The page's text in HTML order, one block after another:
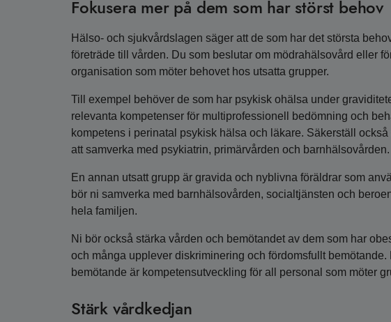
Fokusera mer på dem som har störst behov
Hälso- och sjukvårdslagen säger att de som har det största
företräde till vården. Du som beslutar om mödrahälsovård eller
organisation som möter behovet hos utsatta grupper.
Till exempel behöver de som har psykisk ohälsa under
relevanta kompetenser för multiprofessionell bedömning och
kompetens i perinatal psykisk hälsa och läkare. Säkerställ
att samverka med psykiatrin, primärvården och barnhälsovården.
En annan utsatt grupp är gravida och nyblivna föräldrar som
bör ni samverka med barnhälsovården, socialtjänsten och
hela familjen.
Ni bör också stärka vården och bemötandet av dem som har
och många upplever diskriminering och fördomsfullt bemötande.
bemötande är kompetensutveckling för all personal som möter
Stärk vårdkedjan